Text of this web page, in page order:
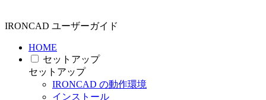
IRONCAD ユーザーガイド
HOME
セットアップ
セットアップ
IRONCAD の動作環境
インストール